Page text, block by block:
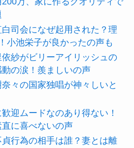
司会になぜ起用された？理
小池栄子が良かったの声も
依紗がビリーアイリッシュの
動の涙！羨ましいの声
奈々の国家独唱が神々しいと
迎ムードなのあり得ない！
に喜べないの声
貞行為の相手は誰？妻とは離